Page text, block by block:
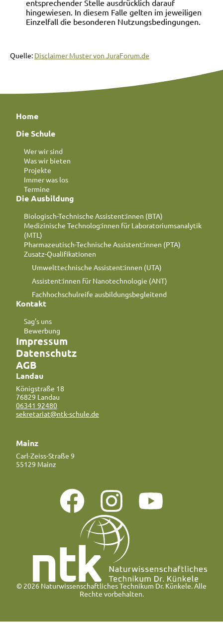
entsprechender Stelle ausdrücklich darauf
hingewiesen. In diesem Falle gelten im jeweiligen
Einzelfall die besonderen Nutzungsbedingungen.
Quelle: Disclaimer Muster von JuraForum.de
Home
Die Schule
Wer wir sind
Was wir bieten
Projekte
Immer was los
Termine
Die Ausbildung
Biologisch-Technische Assistent:innen (BTA)
Medizinische Technolog:innen für Laboratoriumsanalytik
(MTL)
Pharmazeutisch-Technische Assistent:innen (PTA)
Zusatz-Qualifikationen
Umwelttechnische Assistent:innen (UTA)
Assistent:innen für Nanotechnologie (ANT)
Fachhochschulreife ausbildungsbegleitend
Kontakt
Sag’s uns
Bewerbung
Impressum
Datenschutz
AGB
Landau
Königstraße 18
76829 Landau
06341 92480
sekretariat@ntk-schule.de
Mainz
Carl-Zeiss-Straße 9
55129 Mainz
© 2026 Naturwissenschaftliches Technikum Dr. Künkele. Alle
Rechte vorbehalten.